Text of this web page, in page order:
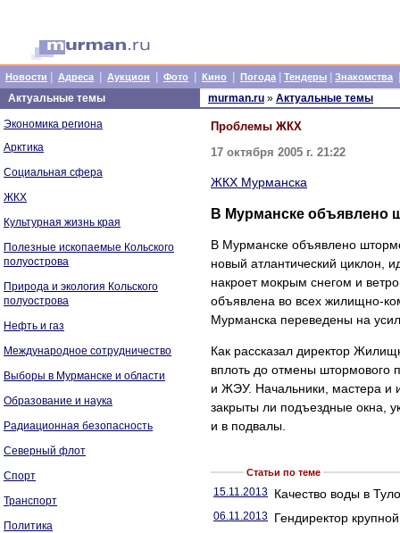
Новости Адреса Аукцион Фото Кино Погода Тендеры Знакомства
Актуальные темы
Экономика региона
Арктика
Социальная сфера
ЖКХ
Культурная жизнь края
Полезные ископаемые Кольского
полуострова
Природа и экология Кольского
полуострова
Нефть и газ
Международное сотрудничество
Выборы в Мурманске и области
Образование и наука
Радиационная безопасность
Северный флот
Спорт
Транспорт
Политика
murman.ru » Актуальные темы
Проблемы ЖКХ
17 октября 2005 г. 21:22
ЖКХ Мурманска
В Мурманске объявлено
В Мурманске объявлено
новый атлантический циклон,
накроет мокрым снегом и
объявлена во всех жилищно-
Мурманска переведены на
Как рассказал директор
вплоть до отмены штормового
и ЖЭУ. Начальники, мастера и
закрыты ли подъездные окна,
и в подвалы.
Статьи по теме
15.11.2013 Качество воды в
06.11.2013 Гендиректор